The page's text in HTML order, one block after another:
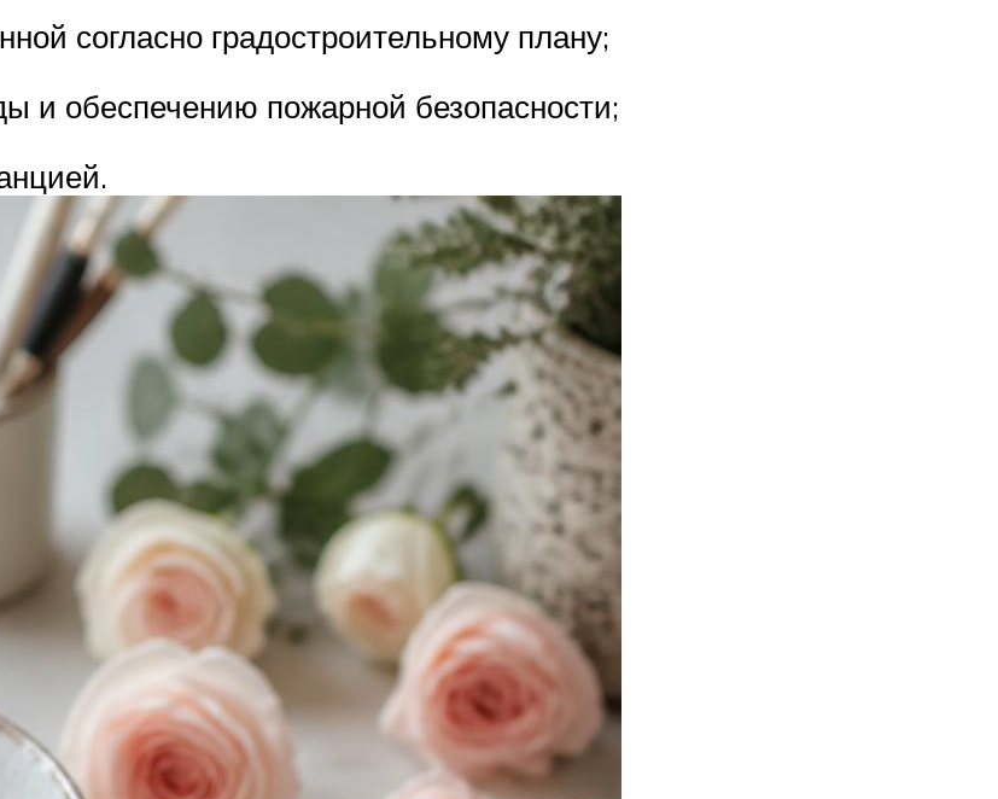
согласно градостроительному плану;
и обеспечению пожарной безопасности;